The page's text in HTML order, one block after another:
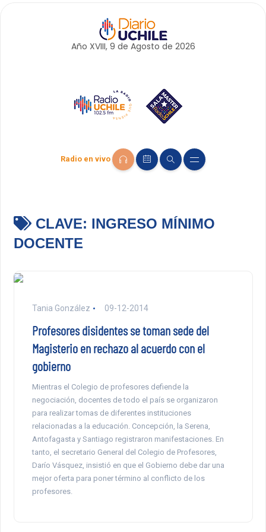
Año XVIII, 9 de Agosto de 2026
Radio en vivo
CLAVE: INGRESO MÍNIMO
DOCENTE
Tania González 09-12-2014
Profesores disidentes se toman sede del
Magisterio en rechazo al acuerdo con el
gobierno
Mientras el Colegio de profesores defiende la
negociación, docentes de todo el país se organizaron
para realizar tomas de diferentes instituciones
relacionadas a la educación. Concepción, la Serena,
Antofagasta y Santiago registraron manifestaciones. En
tanto, el secretario General del Colegio de Profesores,
Darío Vásquez, insistió en que el Gobierno debe dar una
mejor oferta para poner término al conflicto de los
profesores.